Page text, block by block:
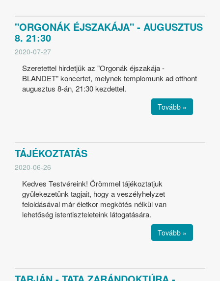
"ORGONÁK ÉJSZAKÁJA" - AUGUSZTUS
8. 21:30
2020-07-27
Szeretettel hirdetjük az "Orgonák éjszakája -
BLANDET" koncertet, melynek templomunk ad otthont
augusztus 8-án, 21:30 kezdettel.
Tovább »
TÁJÉKOZTATÁS
2020-06-26
Kedves Testvéreink! Örömmel tájékoztatjuk
gyülekezetünk tagjait, hogy a veszélyhelyzet
feloldásával már életkor megkötés nélkül van
lehetőség istentiszteleteink látogatására.
Tovább »